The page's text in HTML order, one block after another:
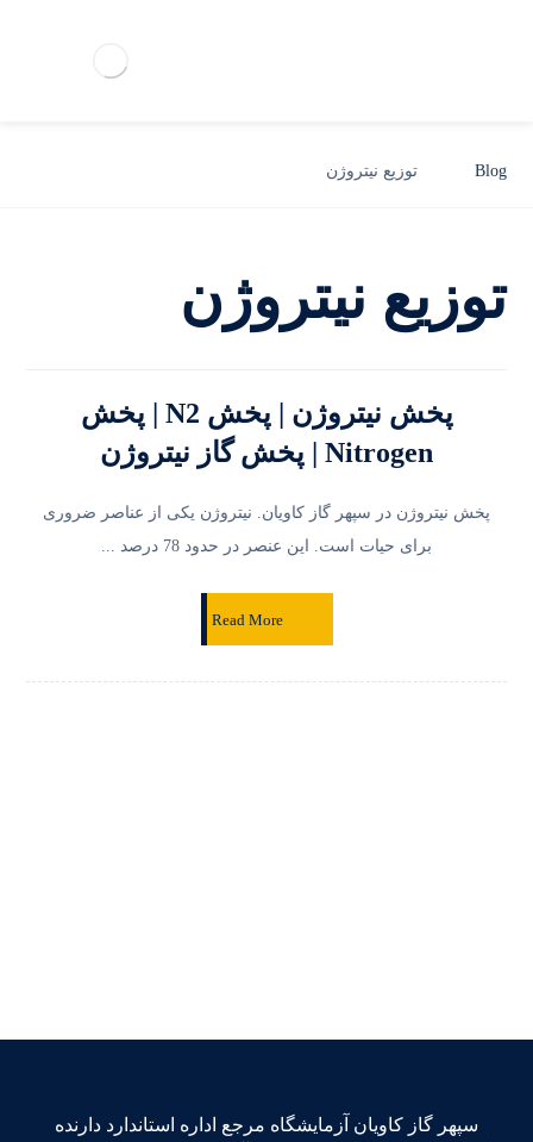
Blog توزیع نیتروژن
توزیع نیتروژن
پخش نیتروژن | پخش N2 | پخش
Nitrogen | پخش گاز نیتروژن
پخش نیتروژن در سپهر گاز کاویان. نیتروژن یکی از عناصر ضروری
برای حیات است. این عنصر در حدود 78 درصد ...
Read More
سپهر گاز کاویان آزمایشگاه مرجع اداره استاندارد دارنده